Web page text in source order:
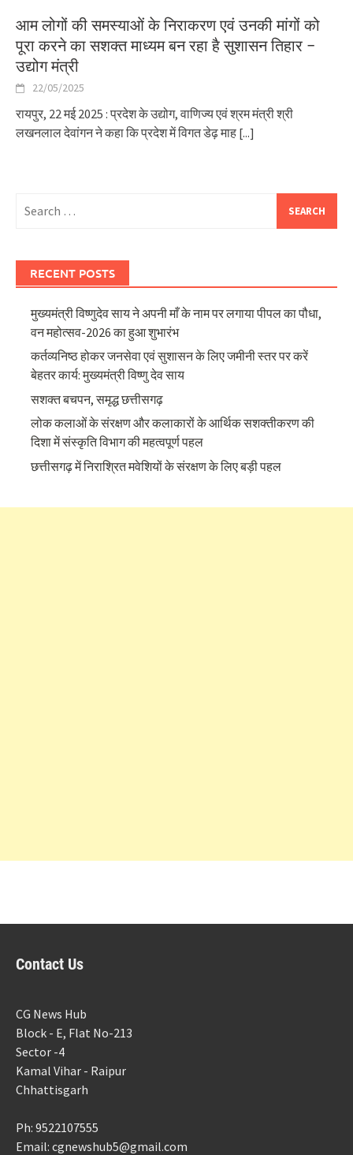
आम लोगों की समस्याओं के निराकरण एवं उनकी मांगों को
पूरा करने का सशक्त माध्यम बन रहा है सुशासन तिहार –
उद्योग मंत्री
22/05/2025
रायपुर, 22 मई 2025 : प्रदेश के उद्योग, वाणिज्य एवं श्रम मंत्री श्री
लखनलाल देवांगन ने कहा कि प्रदेश में विगत डेढ़ माह [...]
for:
RECENT POSTS
मुख्यमंत्री विष्णुदेव साय ने अपनी माँ के नाम पर लगाया पीपल का पौधा,
वन महोत्सव-2026 का हुआ शुभारंभ
कर्तव्यनिष्ठ होकर जनसेवा एवं सुशासन के लिए जमीनी स्तर पर करें
बेहतर कार्य: मुख्यमंत्री विष्णु देव साय
सशक्त बचपन, समृद्ध छत्तीसगढ़
लोक कलाओं के संरक्षण और कलाकारों के आर्थिक सशक्तीकरण की
दिशा में संस्कृति विभाग की महत्वपूर्ण पहल
छत्तीसगढ़ में निराश्रित मवेशियों के संरक्षण के लिए बड़ी पहल
Contact Us
CG News Hub
Block - E, Flat No-213
Sector -4
Kamal Vihar - Raipur
Chhattisgarh
Ph: 9522107555
Email: cgnewshub5@gmail.com